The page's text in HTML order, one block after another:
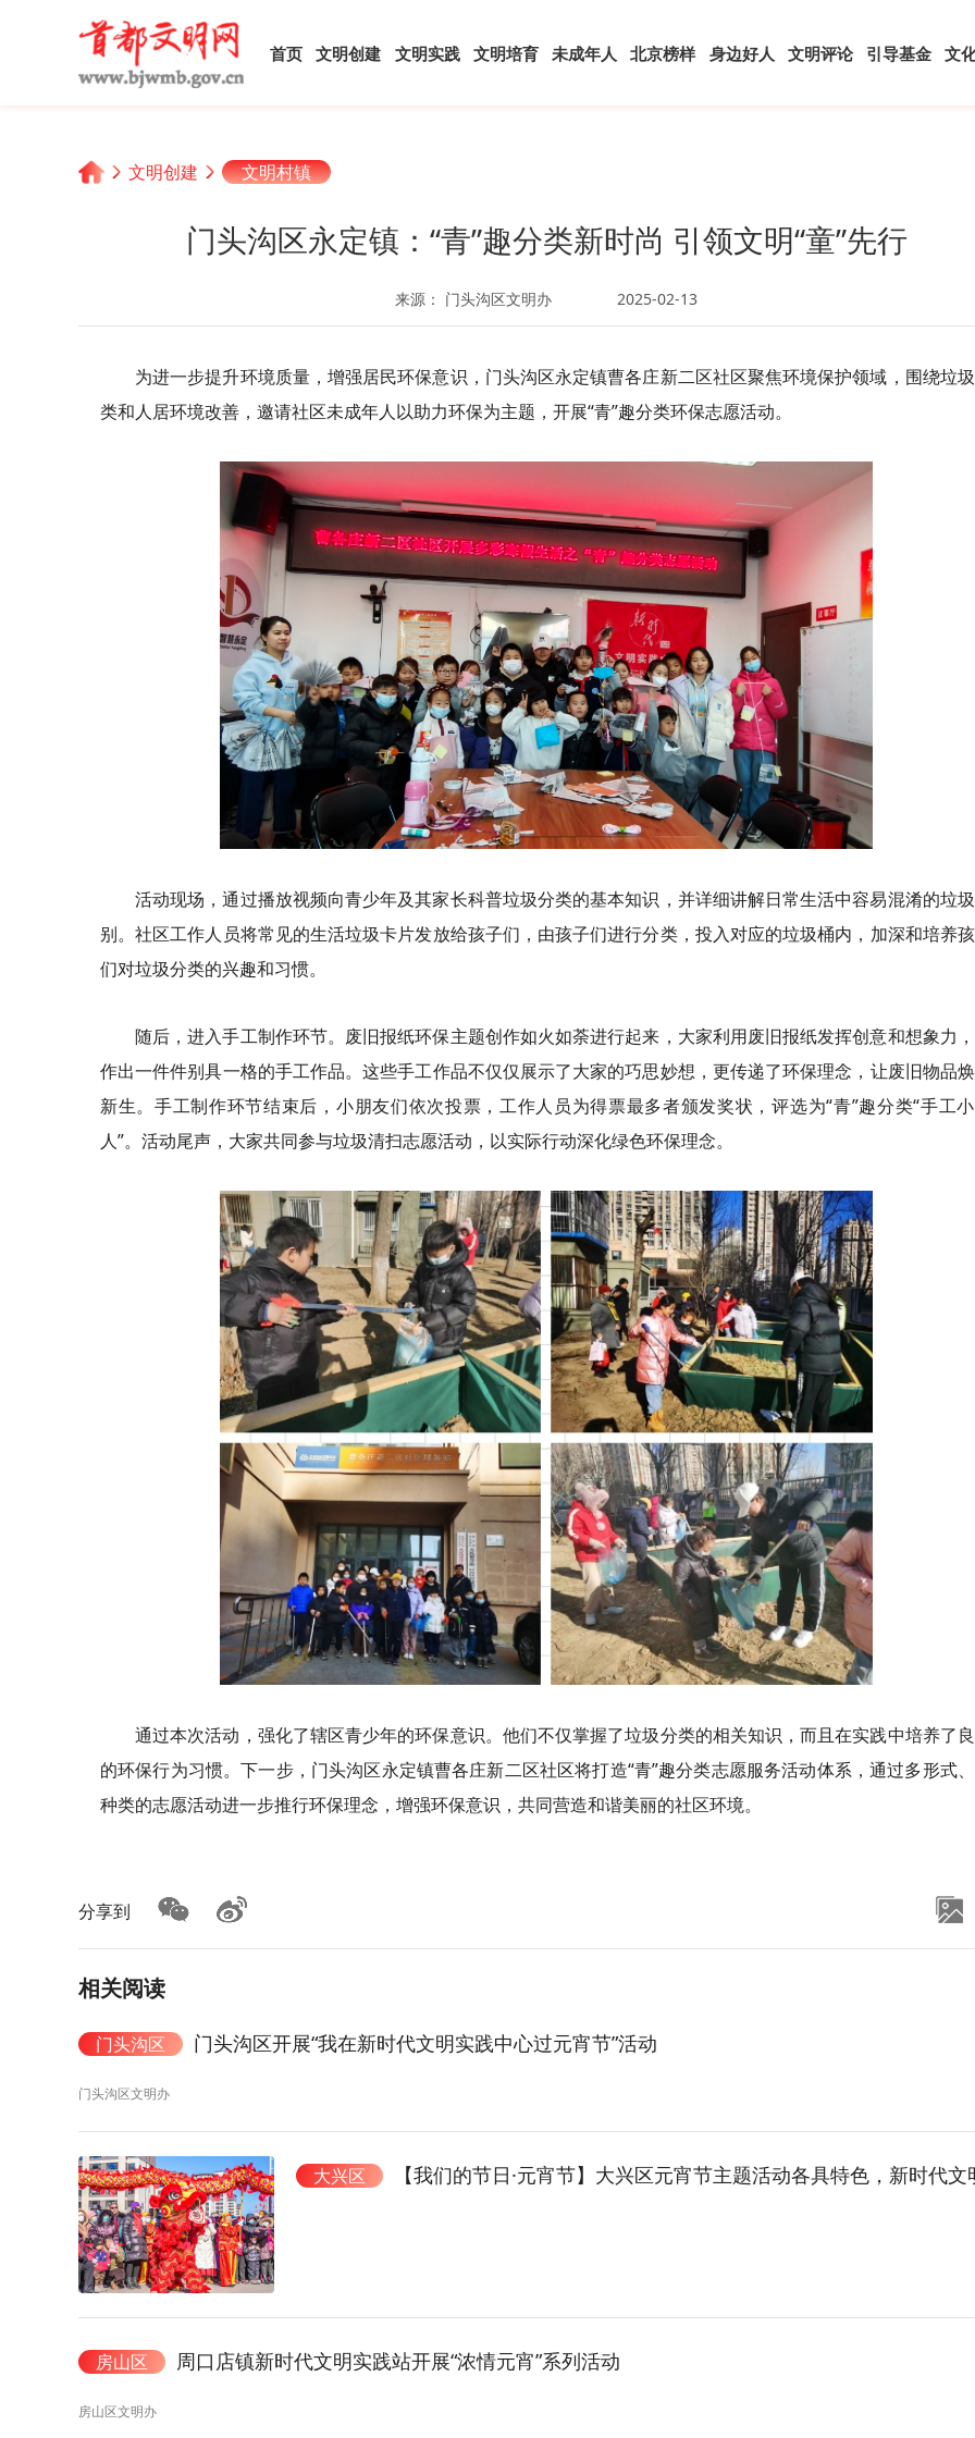
首页 文明创建 文明实践 文明培育 未成年人 北京榜样 身边好人 文明评论 引导基金 文
文明创建 文明村镇
门头沟区永定镇：“青”趣分类新时尚 引领文明“童”先行
来源： 门头沟区文明办 2025-02-13
为进一步提升环境质量，增强居民环保意识，门头沟区永定镇曹各庄新二区社区聚焦环境保护领域，围绕垃
类和人居环境改善，邀请社区未成年人以助力环保为主题，开展“青”趣分类环保志愿活动。
活动现场，通过播放视频向青少年及其家长科普垃圾分类的基本知识，并详细讲解日常生活中容易混淆的垃
别。社区工作人员将常见的生活垃圾卡片发放给孩子们，由孩子们进行分类，投入对应的垃圾桶内，加深和培养
们对垃圾分类的兴趣和习惯。
随后，进入手工制作环节。废旧报纸环保主题创作如火如荼进行起来，大家利用废旧报纸发挥创意和想象力
作出一件件别具一格的手工作品。这些手工作品不仅仅展示了大家的巧思妙想，更传递了环保理念，让废旧物品
新生。手工制作环节结束后，小朋友们依次投票，工作人员为得票最多者颁发奖状，评选为“青”趣分类“手工
人”。活动尾声，大家共同参与垃圾清扫志愿活动，以实际行动深化绿色环保理念。
通过本次活动，强化了辖区青少年的环保意识。他们不仅掌握了垃圾分类的相关知识，而且在实践中培养了
的环保行为习惯。下一步，门头沟区永定镇曹各庄新二区社区将打造“青”趣分类志愿服务活动体系，通过多形式
种类的志愿活动进一步推行环保理念，增强环保意识，共同营造和谐美丽的社区环境。
分享到
相关阅读
门头沟区 门头沟区开展“我在新时代文明实践中心过元宵节”活动
门头沟区文明办
大兴区 【我们的节日·元宵节】大兴区元宵节主题活动各具特色，新时代文明实践阵地成果丰硕（
房山区 周口店镇新时代文明实践站开展“浓情元宵”系列活动
房山区文明办